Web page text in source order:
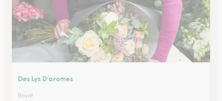
Des Lys D’aromes
Royat